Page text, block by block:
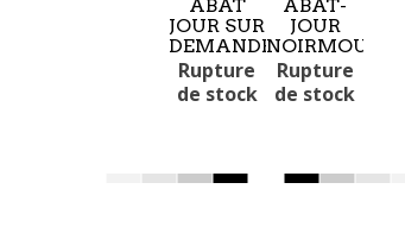
ABAT
JOUR SUR
DEMANDE
Rupture
de stock
ABAT-
JOUR
NOIRMOUTIER
Rupture
de stock